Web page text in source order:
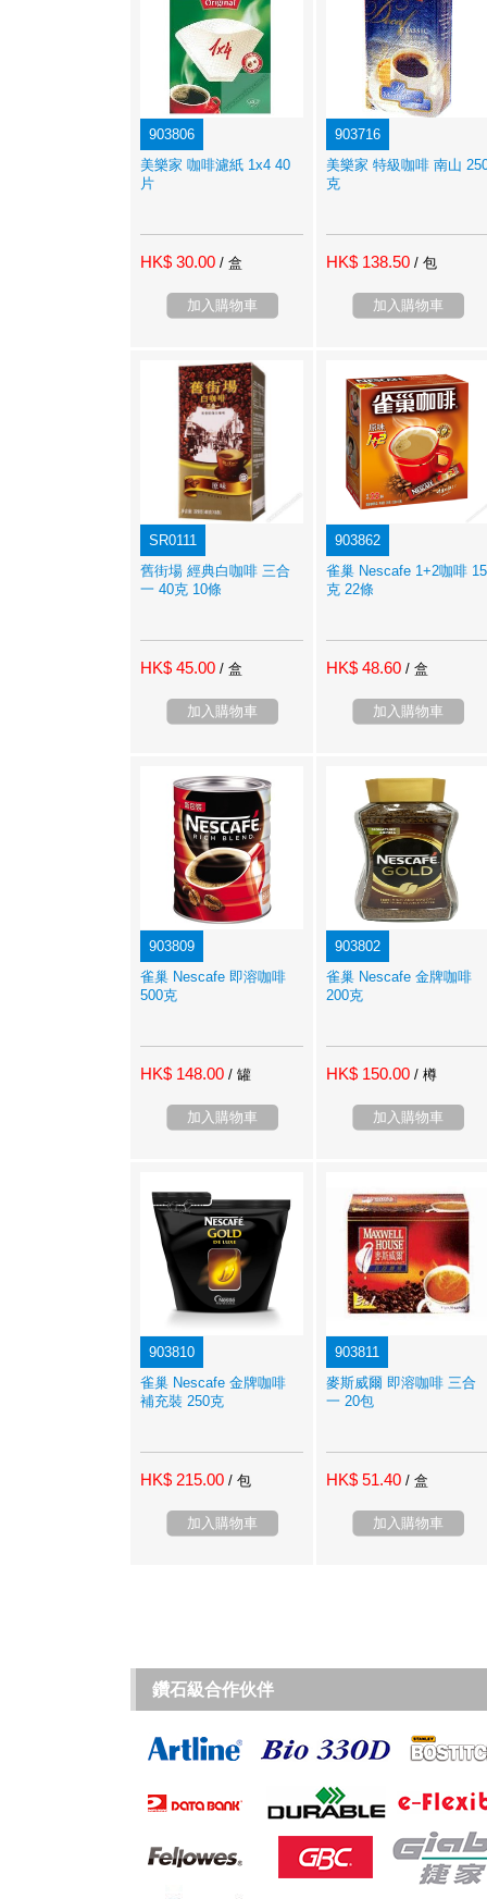
903806
美樂家 咖啡濾紙 1x4 40
片
HK$ 30.00 / 盒
加入購物車
903716
美樂家 特級咖啡 南山
克
HK$ 138.50 / 包
加入購物車
SR0111
舊街場 經典白咖啡 三合
一 40克 10條
HK$ 45.00 / 盒
加入購物車
903862
雀巢 Nescafe 1+2咖啡 15
克 22條
HK$ 48.60 / 盒
加入購物車
903809
雀巢 Nescafe 即溶咖啡
500克
HK$ 148.00 / 罐
加入購物車
903802
雀巢 Nescafe 金牌咖啡
200克
HK$ 150.00 / 樽
加入購物車
903810
雀巢 Nescafe 金牌咖啡
補充裝 250克
HK$ 215.00 / 包
加入購物車
903811
麥斯威爾 即溶咖啡 三合
一 20包
HK$ 51.40 / 盒
加入購物車
鑽石級合作伙伴